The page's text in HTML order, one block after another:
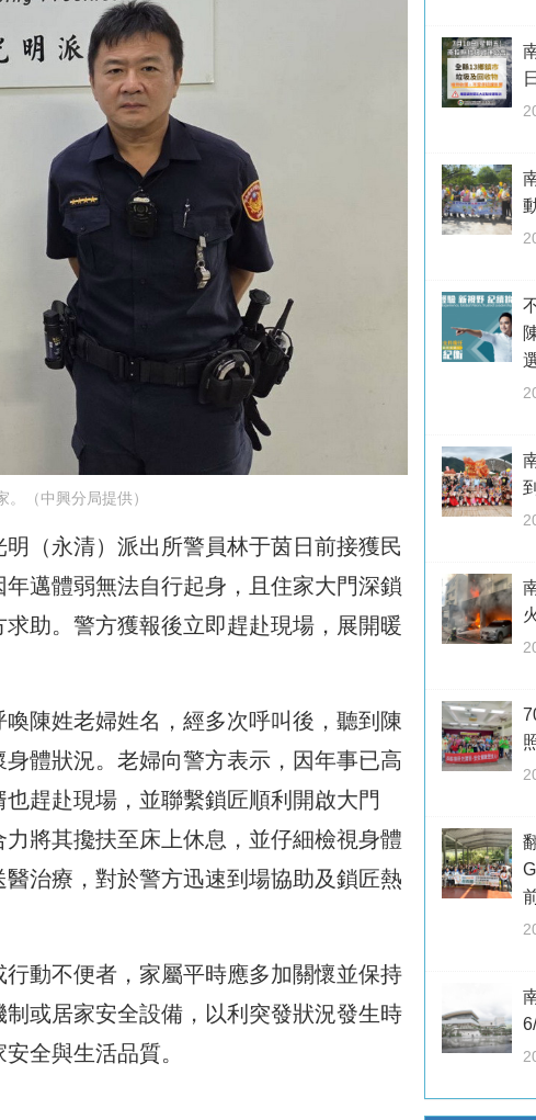
（中興分局提供）
（永清）派出所警員林于茵日前接獲民
邁體弱無法自行起身，且住家大門深鎖
助。警方獲報後立即趕赴現場，展開暖
陳姓老婦姓名，經多次呼叫後，聽到陳
體狀況。老婦向警方表示，因年事已高
趕赴現場，並聯繫鎖匠順利開啟大門
將其攙扶至床上休息，並仔細檢視身體
治療，對於警方迅速到場協助及鎖匠熱
動不便者，家屬平時應多加關懷並保持
或居家安全設備，以利突發狀況發生時
全與生活品質。